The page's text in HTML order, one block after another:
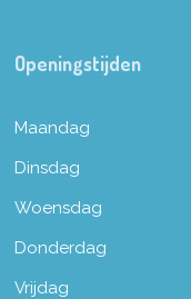
Openingstijden
Maandag
Dinsdag
Woensdag
Donderdag
Vrijdag